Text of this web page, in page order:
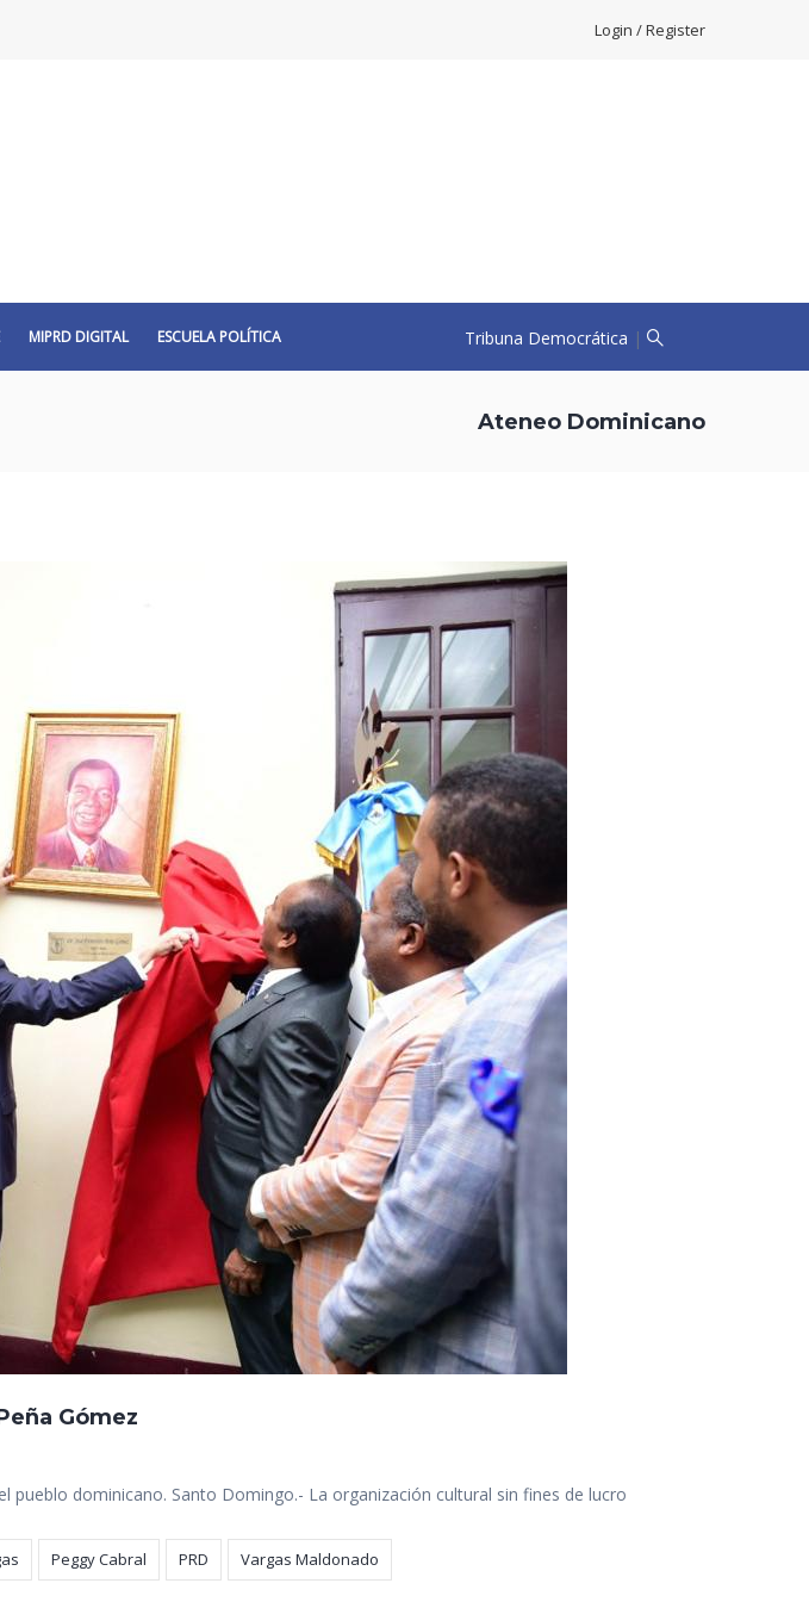
Login / Register
MIPRD DIGITAL ESCUELA POLÍTICA Tribuna Democrática |
Ateneo Dominicano
Gómez
dominicano. Santo Domingo.- La organización cultural sin fines de lucro
Peggy Cabral PRD Vargas Maldonado